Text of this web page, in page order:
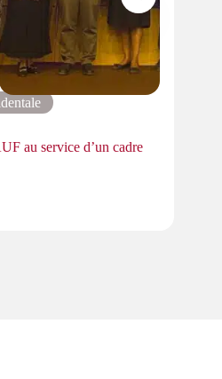
au service d’un cadre